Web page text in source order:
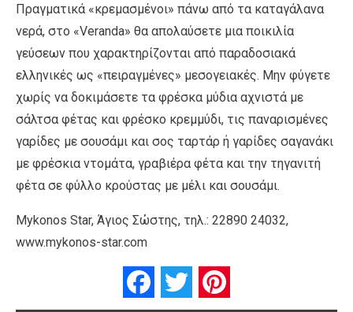
Πραγματικά «κρεμασμένοι» πάνω από τα καταγάλανα
νερά, στο «Veranda» θα απολαύσετε μια ποικιλία
γεύσεων που χαρακτηρίζονται από παραδοσιακά
ελληνικές ως «πειραγμένες» μεσογειακές. Μην φύγετε
χωρίς να δοκιμάσετε τα φρέσκα μύδια αχνιστά με
σάλτσα φέτας και φρέσκο κρεμμύδι, τις παναρισμένες
γαρίδες με σουσάμι και σος ταρτάρ ή γαρίδες σαγανάκι
με φρέσκια ντομάτα, γραβιέρα φέτα και την τηγανιτή
φέτα σε φύλλο κρούστας με μέλι και σουσάμι.
Mykonos Star, Άγιος Σώστης, τηλ.: 22890 24032,
www.mykonos-star.com
FacebookTwitter